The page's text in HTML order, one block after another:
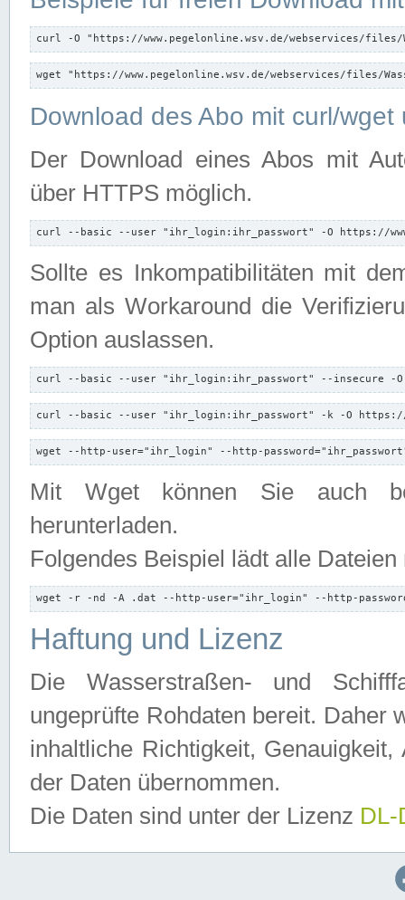
curl -O "https://www.pegelonline.wsv.de/webservices/files/
wget "https://www.pegelonline.wsv.de/webservices/files/
Download des Abo mit curl/
Der Download eines Abos mit
über HTTPS möglich.
curl --basic --user "ihr_login:ihr_passwort" -O https://
Sollte es Inkompatibilitäten mit
man als Workaround die
Option auslassen.
curl --basic --user "ihr_login:ihr_passwort" --insecure -
curl --basic --user "ihr_login:ihr_passwort" -k -O https://
wget --http-user="ihr_login" --http-
Mit Wget können Sie auch
herunterladen.
Folgendes Beispiel lädt alle
wget -r -nd -A .dat --http-user="ihr_login" --http-
Haftung und Lizenz
Die Wasserstraßen- und
ungeprüfte Rohdaten bereit. Daher
inhaltliche Richtigkeit,
der Daten übernommen.
Die Daten sind unter der Lizenz